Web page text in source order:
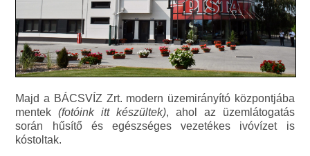
Majd a BÁCSVÍZ Zrt. modern üzemirányító központjába
mentek(fotóink itt készültek), ahol az üzemlátogatás
során hűsítő és egészséges vezetékes ivóvízet is
kóstoltak.